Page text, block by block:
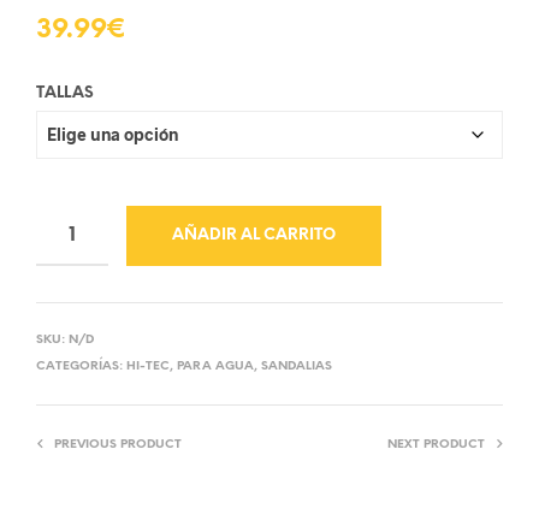
39.99€
TALLAS
AÑADIR AL CARRITO
SKU: N/D
CATEGORÍAS: HI-TEC, PARA AGUA, SANDALIAS
PREVIOUS PRODUCT NEXT PRODUCT